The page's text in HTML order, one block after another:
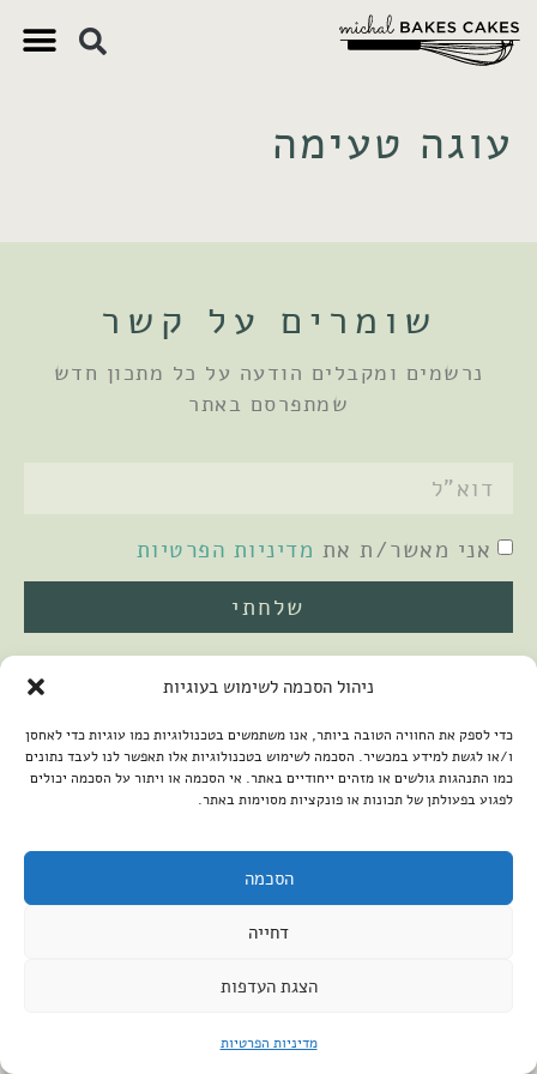
ניהול הסכמה לשימוש בעוגיות
כדי לספק את החוויה הטובה ביותר, אנו משתמשים בטכנולוגיות כמו עוגיות כדי לאחסן
ו/או לגשת למידע במכשיר. הסכמה לשימוש בטכנולוגיות אלו תאפשר לנו לעבד נתונים
כמו התנהגות גולשים או מזהים ייחודיים באתר. אי הסכמה או ויתור על הסכמה יכולים
לפגוע בפעולתן של תכונות או פונקציות מסוימות באתר.
הסכמה
דחייה
הצגת העדפות
מדיניות הפרטיות
עוגה טעימה
שומרים על קשר
נרשמים ומקבלים הודעה על כל מתכון חדש
שמתפרסם באתר
אני מאשר/ת את מדיניות הפרטיות
שלחתי
2026 © כל הזכויות שמורות למיכל שמיר
הצהרת נגישות